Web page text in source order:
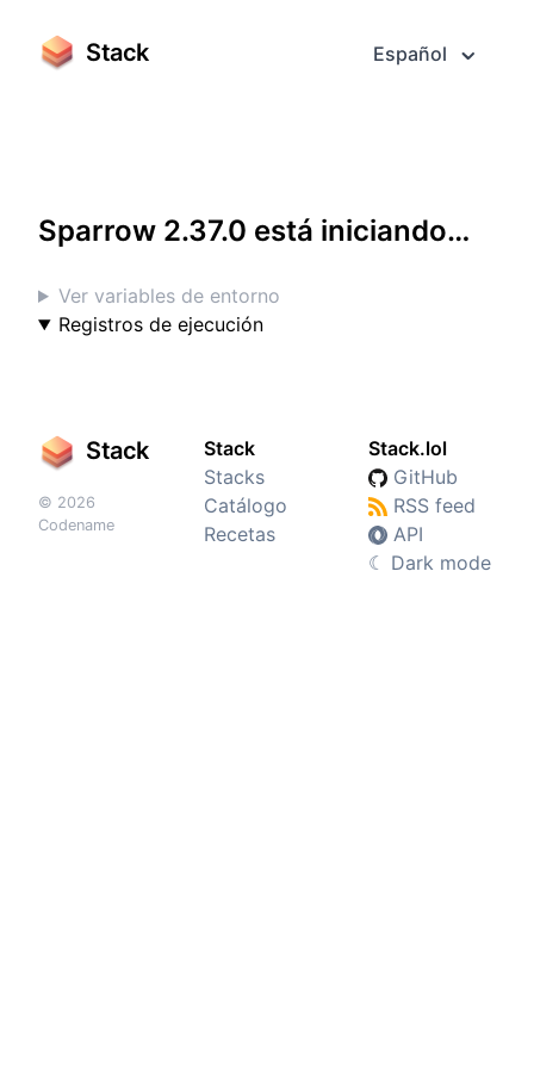
Stack Español
Sparrow 2.37.0 está iniciando…
Ver variables de entorno
Registros de ejecución
Stack
© 2026
Codename
Stack
Stacks
Catálogo
Recetas
Stack.lol
GitHub
RSS feed
API
☾ Dark mode